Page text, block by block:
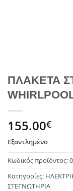
ΠΛΑΚΕΤΑ
155.00€
Εξαντλημένο
Κωδικός προϊόντος:
Κατηγορίες:
ΣΤΕΓΝΩΤΗΡΙΑ